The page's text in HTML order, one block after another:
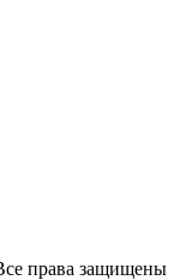
права защищены